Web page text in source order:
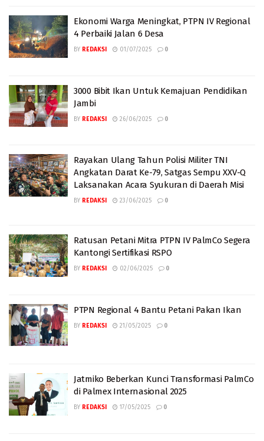
Ekonomi Warga Meningkat, PTPN IV Regional
4 Perbaiki Jalan 6 Desa
BY REDAKSI 01/07/2025 0
3000 Bibit Ikan Untuk Kemajuan Pendidikan
Jambi
BY REDAKSI 26/06/2025 0
Rayakan Ulang Tahun Polisi Militer TNI
Angkatan Darat Ke-79, Satgas Sempu XXV-Q
Laksanakan Acara Syukuran di Daerah Misi
BY REDAKSI 23/06/2025 0
Ratusan Petani Mitra PTPN IV PalmCo Segera
Kantongi Sertifikasi RSPO
BY REDAKSI 02/06/2025 0
PTPN Regional 4 Bantu Petani Pakan Ikan
BY REDAKSI 21/05/2025 0
Jatmiko Beberkan Kunci Transformasi PalmCo
di Palmex Internasional 2025
BY REDAKSI 17/05/2025 0